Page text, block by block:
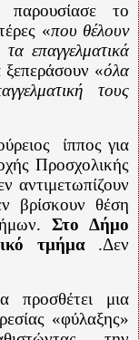
το
«που θέλουν
επαγγελματικά
«όλα
τους
ίππος για
Προσχολικής
αντιμετωπίζουν
βρίσκουν θέση
Στο Δήμο
τμήμα.Δεν
προσθέτει μια
«φύλαξης»